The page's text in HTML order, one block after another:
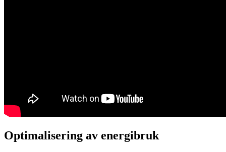
Optimalisering av energibruk